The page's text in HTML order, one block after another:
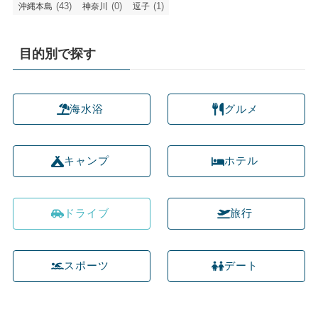
沖縄本島 (43) 神奈川 (0) 逗子 (1)
目的別で探す
海水浴
キャンプ
ドライブ
スポーツ
グルメ
ホテル
旅行
デート